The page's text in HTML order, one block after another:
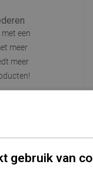
een
meer
meer

gebruik van